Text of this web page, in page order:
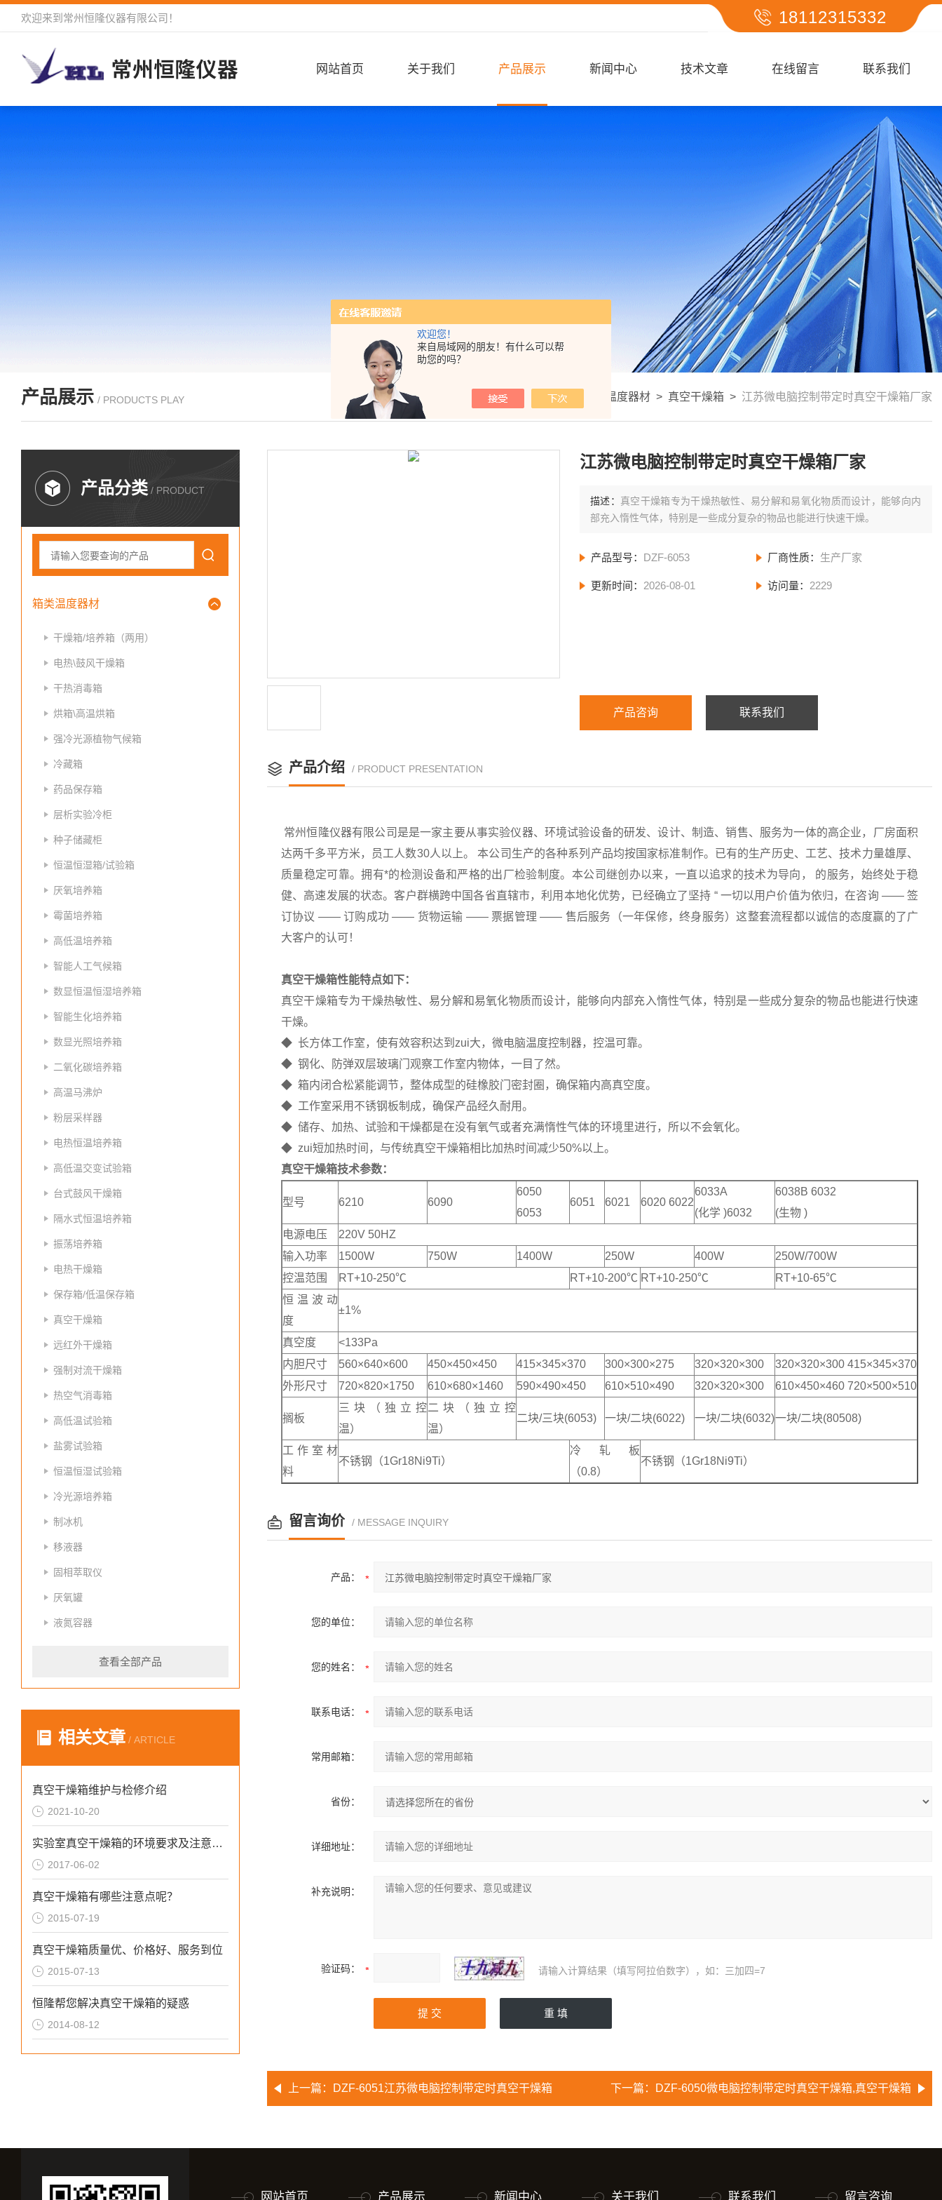
欢迎您！
来自局域网的朋友！有什么可以帮
助您的吗？
欢迎来到 常州恒隆仪器有限公司 ！ 18112315332
网站首页 关于我们 产品展示 新闻中心 技术文章 在线留言 联系我们
产品展示 / PRODUCTS PLAY 首页> 产品展示> 箱类温度器材 > 真空干燥箱 > 江苏微电脑控制带定时真空干燥箱厂家
产品分类 / PRODUCT
箱类温度器材
干燥箱/培养箱（两用）
电热\鼓风干燥箱
干热消毒箱
烘箱\高温烘箱
强冷光源植物气候箱
冷藏箱
药品保存箱
层析实验冷柜
种子储藏柜
恒温恒湿箱/试验箱
厌氧培养箱
霉菌培养箱
高低温培养箱
智能人工气候箱
数显恒温恒湿培养箱
智能生化培养箱
数显光照培养箱
二氧化碳培养箱
高温马沸炉
粉层采样器
电热恒温培养箱
高低温交变试验箱
台式鼓风干燥箱
隔水式恒温培养箱
振荡培养箱
电热干燥箱
保存箱/低温保存箱
真空干燥箱
远红外干燥箱
强制对流干燥箱
热空气消毒箱
高低温试验箱
盐雾试验箱
恒温恒湿试验箱
冷光源培养箱
制冰机
移液器
固相萃取仪
厌氧罐
液氮容器
查看全部产品
相关文章 / ARTICLE
真空干燥箱维护与检修介绍
2021-10-20
实验室真空干燥箱的环境要求及注意事项
2017-06-02
真空干燥箱有哪些注意点呢？
2015-07-19
真空干燥箱质量优、价格好、服务到位
2015-07-13
恒隆帮您解决真空干燥箱的疑惑
2014-08-12
江苏微电脑控制带定时真空干燥箱厂家
描述： 真空干燥箱专为干燥热敏性、易分解和易氧化物质而设计，能够向内
部充入惰性气体，特别是一些成分复杂的物品也能进行快速干燥。
产品型号： DZF-6053 厂商性质： 生产厂家
更新时间： 2026-08-01 访问量： 2229
产品咨询 联系我们
产品介绍 / PRODUCT PRESENTATION
常州恒隆仪器有限公司是是一家主要从事实验仪器、环境试验设备的研发、设计、制造、销售、服务为一体的高企业，厂房面积
达两千多平方米，员工人数30人以上。 本公司生产的各种系列产品均按国家标准制作。已有的生产历史、工艺、技术力量雄厚、
质量稳定可靠。拥有*的检测设备和严格的出厂检验制度。本公司继创办以来，一直以追求的技术为导向， 的服务，始终处于稳
健、高速发展的状态。客户群横跨中国各省直辖市，利用本地化优势，已经确立了坚持 “ 一切以用户价值为依归，在咨询 —— 签
订协议 —— 订购成功 —— 货物运输 —— 票据管理 —— 售后服务（一年保修，终身服务）这整套流程都以诚信的态度赢的了广
大客户的认可！
真空干燥箱性能特点如下：
真空干燥箱专为干燥热敏性、易分解和易氧化物质而设计，能够向内部充入惰性气体，特别是一些成分复杂的物品也能进行快速
干燥。
◆ 长方体工作室，使有效容积达到zui大，微电脑温度控制器，控温可靠。
◆ 钢化、防弹双层玻璃门观察工作室内物体，一目了然。
◆ 箱内闭合松紧能调节，整体成型的硅橡胶门密封圈，确保箱内高真空度。
◆ 工作室采用不锈钢板制成，确保产品经久耐用。
◆ 储存、加热、试验和干燥都是在没有氧气或者充满惰性气体的环境里进行，所以不会氧化。
◆ zui短加热时间，与传统真空干燥箱相比加热时间减少50%以上。
真空干燥箱技术参数：
型号 6210 6090
6050
6053
6051 6021 6020 6022
6033A
(化学 )6032
6038B 6032
(生物 )
电源电压
220V 50HZ
输入功率
1500W 750W 1400W 250W 400W
250W/700W
控温范围
RT+10-250℃ RT+10-200℃ RT+10-250℃
RT+10-65℃
恒温波动
度
±1%
真空度
<133Pa
内胆尺寸
560×640×600 450×450×450 415×345×370 300×300×275 320×320×300
320×320×300 415×345×370
外形尺寸
720×820×1750 610×680×1460 590×490×450 610×510×490 320×320×300 610×450×460 720×500×510
搁板
三块（独立控
温）
二块（独立控
温）
二块/三块(6053) 一块/二块(6022) 一块/二块(6032)一块/二块(80508)
工作室材
料
不锈钢（1Gr18Ni9Ti）
冷轧板
（0.8）
不锈钢（1Gr18Ni9Ti）
留言询价 / MESSAGE INQUIRY
产品：
您的单位：
您的姓名：
联系电话：
常用邮箱：
省份：
详细地址：
补充说明：
验证码： 请输入计算结果（填写阿拉伯数字），如：三加四=7
上一篇： DZF-6051江苏微电脑控制带定时真空干燥箱 下一篇： DZF-6050微电脑控制带定时真空干燥箱,真空干燥箱
网站首页 产品展示 新闻中心 关于我们 联系我们 留言咨询